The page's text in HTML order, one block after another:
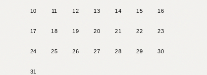
10 11 12 13 14 15 16
17 18 19 20 21 22 23
24 25 26 27 28 29 30
31